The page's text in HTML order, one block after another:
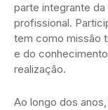
parte integrante da
profissional.
tem como missão
e do
realização.
Ao longo dos